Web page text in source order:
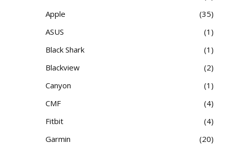
Apple
35
ASUS
1
Black Shark
1
Blackview
2
Canyon
1
CMF
4
Fitbit
4
Garmin
20